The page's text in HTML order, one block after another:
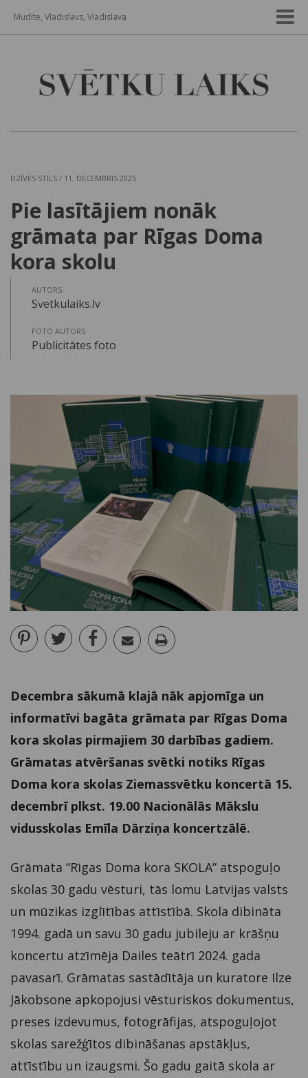
Mudīte, Vladislavs, Vladislava
DZĪVES STILS / 11. DECEMBRIS 2025
Pie lasītājiem nonāk
grāmata par Rīgas Doma
kora skolu
AUTORS
Svetkulaiks.lv
FOTO AUTORS
Publicitātes foto
Decembra sākumā klajā nāk apjomīga un
informatīvi bagāta grāmata par Rīgas Doma
kora skolas pirmajiem 30 darbības gadiem.
Grāmatas atvēršanas svētki notiks Rīgas
Doma kora skolas Ziemassvētku koncertā 15.
decembrī plkst. 19.00 Nacionālās Mākslu
vidusskolas Emīla Dārziņa koncertzālē.
Grāmata “Rīgas Doma kora SKOLA” atspoguļo
skolas 30 gadu vēsturi, tās lomu Latvijas valsts
un mūzikas izglītības attīstībā. Skola dibināta
1994. gadā un savu 30 gadu jubileju ar krāšņu
koncertu atzīmēja Dailes teātrī 2024. gada
pavasarī. Grāmatas sastādītāja un kuratore Ilze
Jākobsone apkopojusi vēsturiskos dokumentus,
preses izdevumus, fotogrāfijas, atspoguļojot
skolas sarežģītos dibināšanas apstākļus,
attīstību un izaugsmi. Šo gadu gaitā skola ar